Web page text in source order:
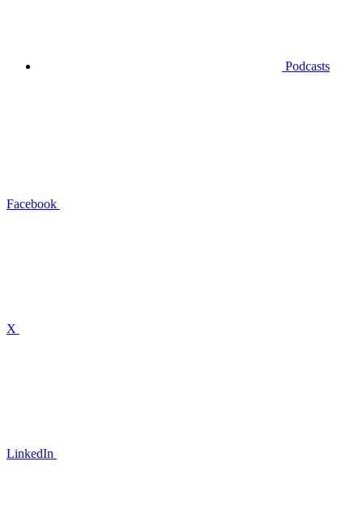
Podcasts
Facebook
X
LinkedIn